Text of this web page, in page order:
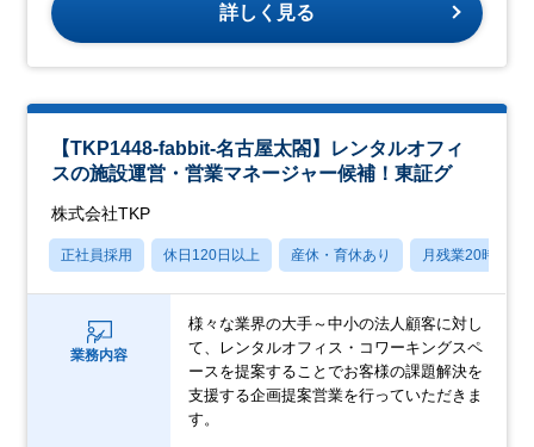
詳しく見る
【TKP1448-fabbit-名古屋太閤】レンタルオフィ
スの施設運営・営業マネージャー候補！東証グ
株式会社TKP
正社員採用 休日120日以上 産休・育休あり 月残業20時間以
業務内容
様々な業界の大手～中小の法人顧客に対し
て、レンタルオフィス・コワーキングスペ
ースを提案することでお客様の課題解決を
支援する企画提案営業を行っていただきま
す。